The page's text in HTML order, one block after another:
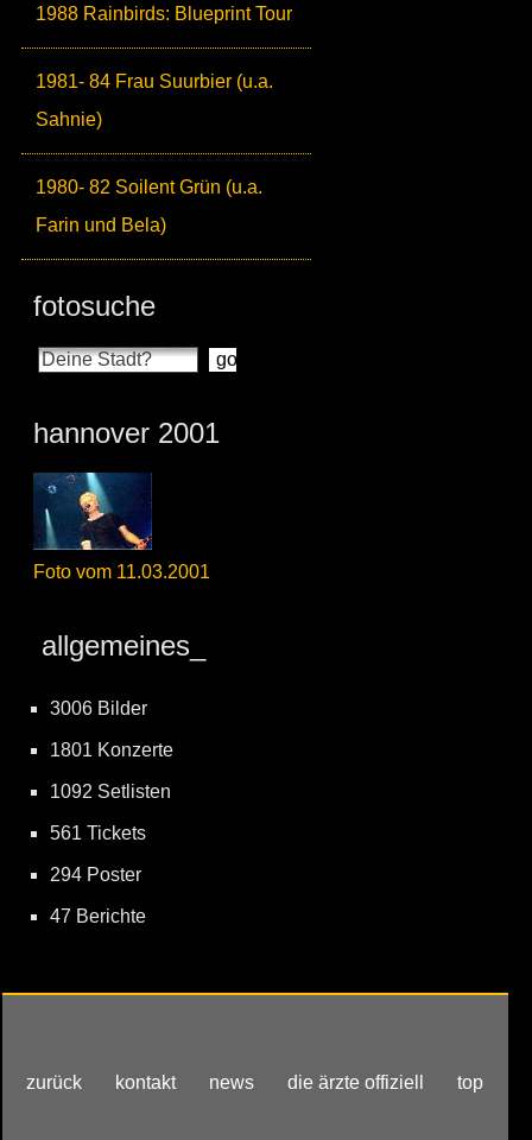
1988 Rainbirds: Blueprint Tour
1981- 84 Frau Suurbier (u.a.
Sahnie)
1980- 82 Soilent Grün (u.a.
Farin und Bela)
fotosuche
hannover 2001
Foto vom 11.03.2001
allgemeines_
3006 Bilder
1801 Konzerte
1092 Setlisten
561 Tickets
294 Poster
47 Berichte
zurück kontakt news die ärzte offiziell top